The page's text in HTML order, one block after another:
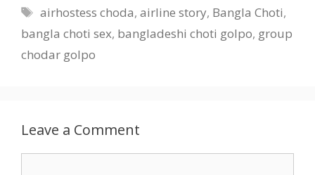
Tags
airhostess choda,airline story, Bangla Choti,
bangla choti sex, bangladeshi choti golpo, group
chodar golpo
Leave a Comment